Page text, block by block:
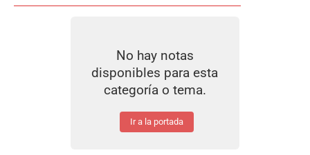
No hay notas
disponibles para esta
categoría o tema.
Ir a la portada